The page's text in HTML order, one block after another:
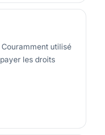
utilisé
les droits